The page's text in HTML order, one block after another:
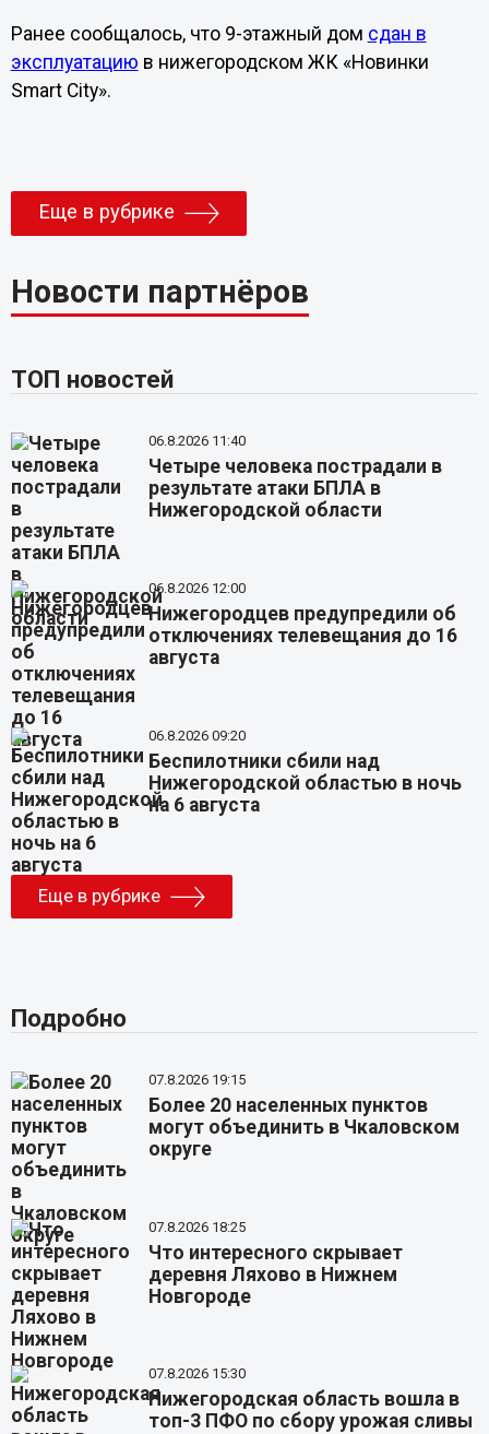
Ранее сообщалось, что 9-этажный дом сдан в
эксплуатацию в нижегородском ЖК «Новинки
Smart City».
Еще в рубрике
Новости партнёров
ТОП новостей
06.8.2026 11:40
Четыре человека пострадали в
результате атаки БПЛА в
Нижегородской области
06.8.2026 12:00
Нижегородцев предупредили об
отключениях телевещания до 16
августа
06.8.2026 09:20
Беспилотники сбили над
Нижегородской областью в ночь
на 6 августа
Еще в рубрике
Подробно
07.8.2026 19:15
Более 20 населенных пунктов
могут объединить в Чкаловском
округе
07.8.2026 18:25
Что интересного скрывает
деревня Ляхово в Нижнем
Новгороде
07.8.2026 15:30
Нижегородская область вошла в
топ-3 ПФО по сбору урожая сливы